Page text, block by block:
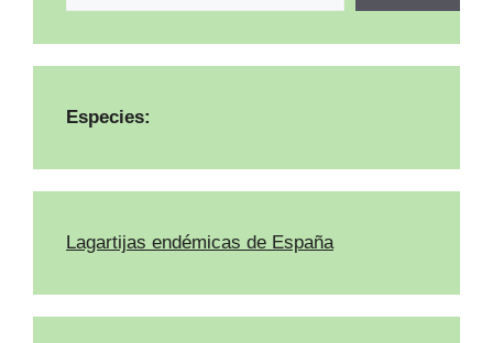
Especies:
Lagartijas endémicas de España